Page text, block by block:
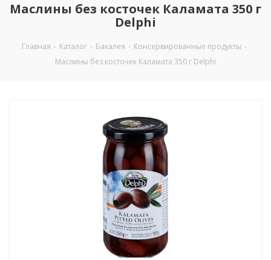
Маслины без косточек Каламата 350 г
Delphi
Главная - Каталог - Бакалея - Консервированные продукты -
Маслины без косточек Каламата 350 г Delphi